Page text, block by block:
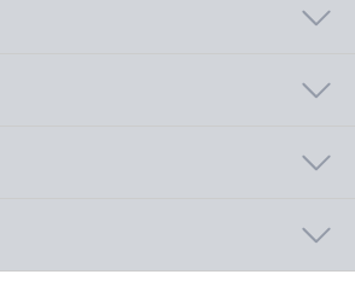
側が一方的に案件を決めることはあ
運用ばかりで、開発スキルが身につ